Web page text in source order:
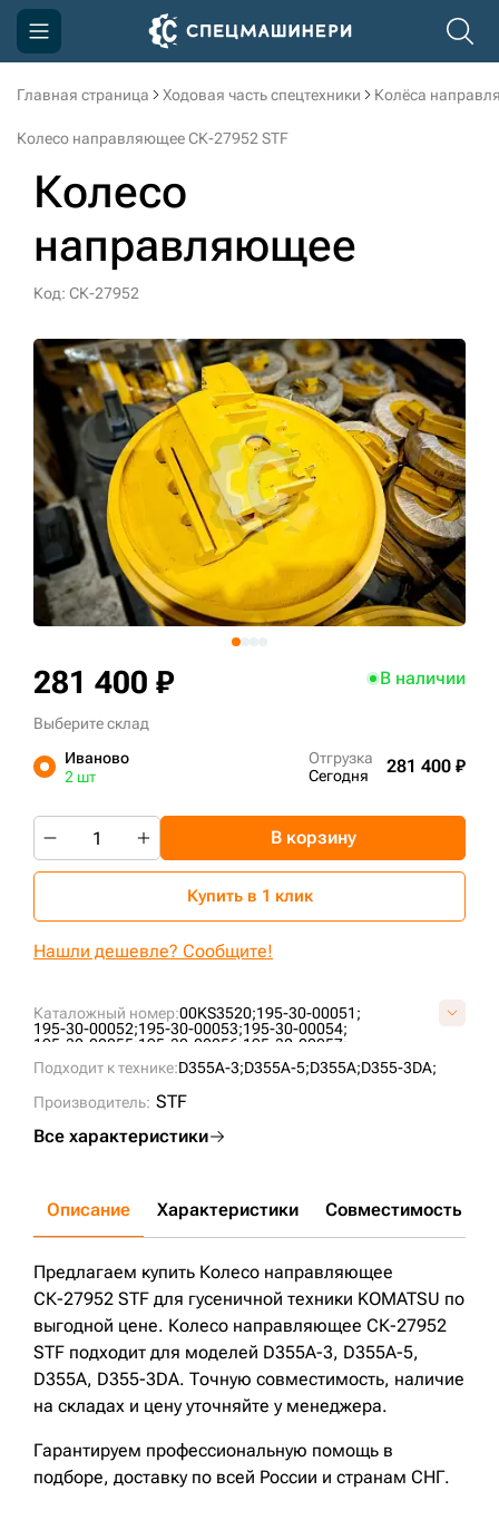
Главная страница Ходовая часть спецтехники Колёса
Колесо направляющее СК-27952 STF
Колесо
направляющее
Код: СК-27952
Каталожный номер:00KS3520;195-30-00051;
195-30-00052;195-30-00053;195-30-00054;
195-30-00055;195-30-00056;195-30-00057;
195-30-00058;
195-30-00059; 195-30-00280;
195-30-00281;195-30-00282;195-30-00283;
195-30-00283-5;
195-30-00283-8; 195-30-00284;
Подходит к технике:D355A-3;D355A-5;D355A;D355-3DA;
Производитель: STF
Все характеристики
281 400 ₽ В наличии
Выберите склад
Иваново
2 шт
Отгрузка
Сегодня
281 400 ₽
В корзину
Купить в 1 клик
Нашли дешевле? Сообщите!
Описание Характеристики Совместимость
Предлагаем купить Колесо направляющее
СК-27952 STF для гусеничной техники KOMATSU по
выгодной цене. Колесо направляющее СК-27952
STF подходит для моделей D355A-3, D355A-5,
D355A, D355-3DA. Точную совместимость, наличие
на складах и цену уточняйте у менеджера.
Гарантируем профессиональную помощь в
подборе, доставку по всей России и странам СНГ.
Компания
Доставка и оплата
Информация
Контакты
3D тур по производству
3D тур по складам
sksale@skdst.ru
+7 (499) 394-50-93